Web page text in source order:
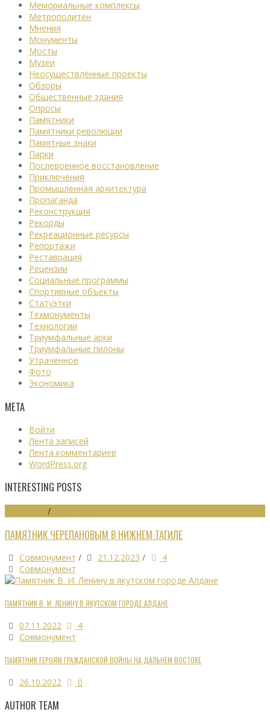
Мемориальные комплексы
Метрополитен
Мнения
Монументы
Мосты
Музеи
Неосуществлённые проекты
Обзоры
Общественные здания
Опросы
Памятники
Памятники революции
Памятные знаки
Парки
Послевоенное восстановление
Приключения
Промышленная архитектура
Пропаганда
Реконструкция
Рекорды
Рекреационные ресурсы
Репортажи
Реставрация
Рецензии
Социальные программы
Спортивные объекты
Статуэтки
Техмонументы
Технологии
Триумфальные арки
Триумфальные пилоны
Утраченное
Фото
Экономика
МЕТА
Войти
Лента записей
Лента комментариев
WordPress.org
INTERESTING POSTS
/
ПАМЯТНИК ЧЕРЕПАНОВЫМ В НИЖНЕМ ТАГИЛЕ
Совмонумент / 21.12.2023 /
4
Совмонумент
ПАМЯТНИК В. И. ЛЕНИНУ В ЯКУТСКОМ ГОРОДЕ АЛДАНЕ
07.11.2022
4
Совмонумент
ПАМЯТНИК ГЕРОЯМ ГРАЖДАНСКОЙ ВОЙНЫ НА ДАЛЬНЕМ ВОСТОКЕ
26.10.2022 0
AUTHOR TEAM